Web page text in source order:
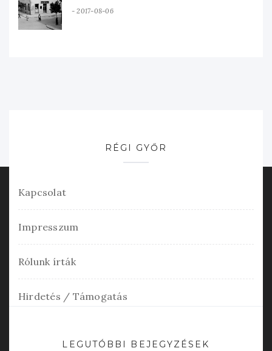
2017-08-06
RÉGI GYŐR
Kapcsolat
Impresszum
Rólunk írták
Hirdetés / Támogatás
LEGUTÓBBI BEJEGYZÉSEK